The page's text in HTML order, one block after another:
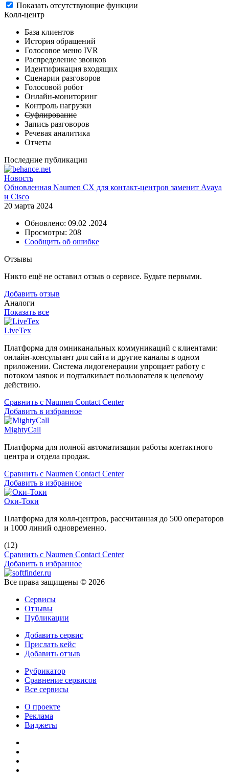
Показать отсутствующие функции
Колл-центр
База клиентов
История обращений
Голосовое меню IVR
Распределение звонков
Идентификация входящих
Сценарии разговоров
Голосовой робот
Онлайн-мониторинг
Контроль нагрузки
Суфлирование
Запись разговоров
Речевая аналитика
Отчеты
Последние публикации
Новость
Обновленная Naumen CX для контакт-центров заменит Avaya
и Cisco
20 марта 2024
Обновлено: 09.02 .2024
Просмотры: 208
Сообщить об ошибке
Отзывы
Никто ещё не оставил отзыв о сервисе. Будьте первыми.
Добавить отзыв
Аналоги
Показать все
LiveTex
Платформа для омниканальных коммуникаций с клиентами:
онлайн-консультант для сайта и другие каналы в одном
приложении. Система лидогенерации упрощает работу с
потоком заявок и подталкивает пользователя к целевому
действию.
Сравнить с Naumen Contact Center
Добавить в избранное
MightyCall
Платформа для полной автоматизации работы контактного
центра и отдела продаж.
Сравнить с Naumen Contact Center
Добавить в избранное
Оки-Токи
Платформа для колл-центров, рассчитанная до 500 операторов
и 1000 линий одновременно.
(12)
Сравнить с Naumen Contact Center
Добавить в избранное
Все права защищены © 2026
Сервисы
Отзывы
Публикации
Добавить сервис
Прислать кейс
Добавить отзыв
Рубрикатор
Сравнение сервисов
Все сервисы
О проекте
Реклама
Виджеты